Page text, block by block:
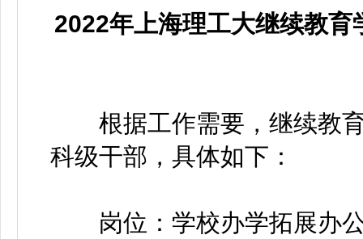
2022年上海理工大继续教
根据工作需要，继续教育
科级干部，具体如下：
岗位：学校办学拓展办公